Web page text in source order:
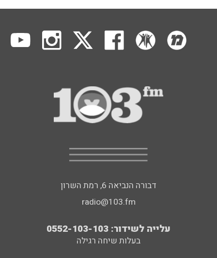
דבורה הנביאה 6, רמת השרון
radio@103.fm
עלייה לשידור: 0552-103-103
בעלות שיחה רגילה